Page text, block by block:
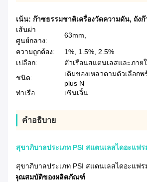
เน้น: ก๊าซธรรมชาติเครื่องวัดความดัน, ถัง
เส้นผ่า
ศูนย์กลาง:
63mm,
ความถูกต้อง:
1%, 1.5%, 2.5%
เปลือก:
ตัวเรือนสแตนเลสและภาย
ชนิด:
เติมของเหลวตามตัวเลือก
plus N
ท่าเรือ:
เซินเจิ้น
คําอธิบาย
สุขาภิบาลประเภท PSI สแตนเลสไดอะแฟ
สุขาภิบาลประเภท PSI สแตนเลสไดอะแฟ
คุณสมบัติของผลิตภัณฑ์